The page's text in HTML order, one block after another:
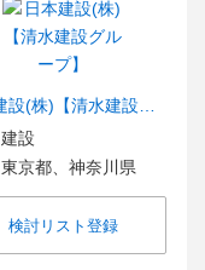
建設
東京都、神奈川県
検討リスト登録